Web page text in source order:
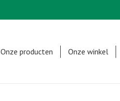
Onze producten Onze winkel